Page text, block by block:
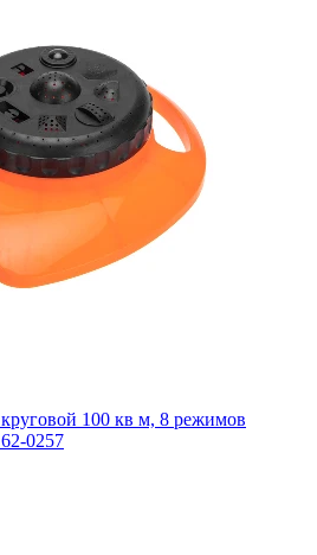
100 кв м, 8 режимов
0257